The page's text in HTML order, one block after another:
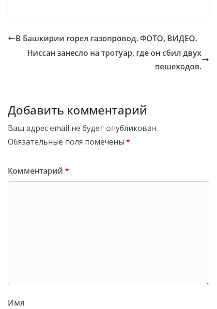
В Башкирии горел газопровод. ФОТО, ВИДЕО.
Ниссан занесло на тротуар, где он сбил двух
пешеходов.
Добавить комментарий
Ваш адрес email не будет опубликован.
Обязательные поля помечены *
Комментарий *
Имя